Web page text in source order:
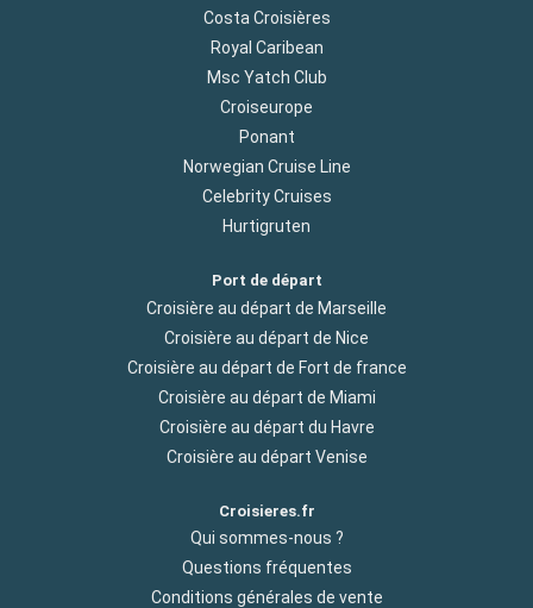
Costa Croisières
Royal Caribean
Msc Yatch Club
Croiseurope
Ponant
Norwegian Cruise Line
Celebrity Cruises
Hurtigruten
Port de départ
Croisière au départ de Marseille
Croisière au départ de Nice
Croisière au départ de Fort de france
Croisière au départ de Miami
Croisière au départ du Havre
Croisière au départ Venise
Croisieres.fr
Qui sommes-nous ?
Questions fréquentes
Conditions générales de vente